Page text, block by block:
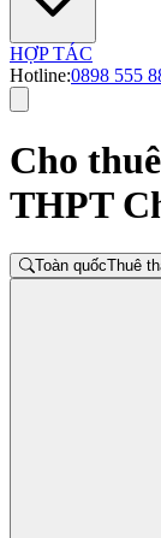
HỢP TÁC
Hotline:0898 555
Cho
THPT
Toàn quốcThuê